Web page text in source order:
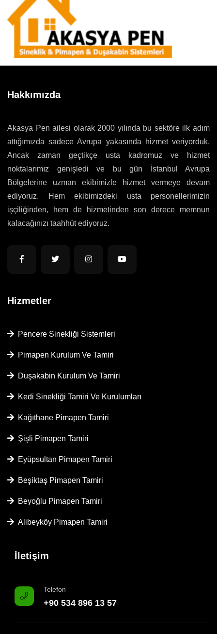
Hakkımızda
Akasya Pen ailesi olarak 2000 yılında bu sektöre ilk adım
attığımızda sadece Avrupa yakasında hizmet veriyorduk.
Ancak zaman geçtikçe usta kadromuz ve hizmet
noktalarımız genişledi ve bu gün İstanbul Avrupa
Bölgelerine uzman ekibimizle hizmet vermeye devam
ediyoruz. Hem ekibimizdeki usta personellerimizin
işçiliğinden, hem de hizmetinden son derece memnun
kalacağınızı taahhüt ediyoruz.
Hizmetler
Pencere Sinekliği Sistemleri
Pimapen Kurulum Ve Tamiri
Duşakabin Kurulum Ve Tamiri
Kedi Sinekliği Tamiri Ve Kurulumları
Kağıthane Pimapen Tamiri
Şişli Pimapen Tamiri
Eyüpsultan Pimapen Tamiri
Beşiktaş Pimapen Tamiri
Beyoğlu Pimapen Tamiri
Alibeyköy Pimapen Tamiri
İletişim
Telefon
+90 534 896 13 57